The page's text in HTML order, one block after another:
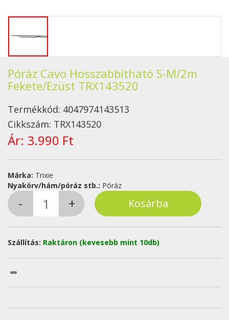
Póráz Cavo Hosszabbítható S-M/2m
Fekete/Ezüst TRX143520
Termékkód: 4047974143513
Cikkszám: TRX143520
Ár: 3.990 Ft
Márka: Trixie
Nyakörv/hám/póráz stb.: Póráz
Szállítás: Raktáron (kevesebb mint 10db)